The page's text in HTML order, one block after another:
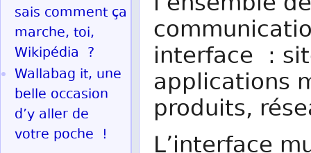
interface :
applications
produits,
sais comment ça
marche, toi,
Wikipédia ?
Wallabag it, une
belle occasion
d’y aller de
votre poche !